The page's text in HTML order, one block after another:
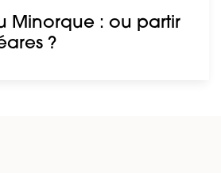
Minorque : ou partir
?